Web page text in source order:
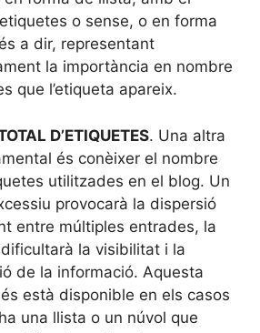
o sense, o en forma
a dir, representant
la importància en nombre
que l’etiqueta apareix.
D’ETIQUETES. Una altra
és conèixer el nombre
utilitzades en el blog. Un
provocarà la dispersió
entre múltiples entrades, la
la visibilitat i la
de la informació. Aquesta
està disponible en els casos
una llista o un núvol que